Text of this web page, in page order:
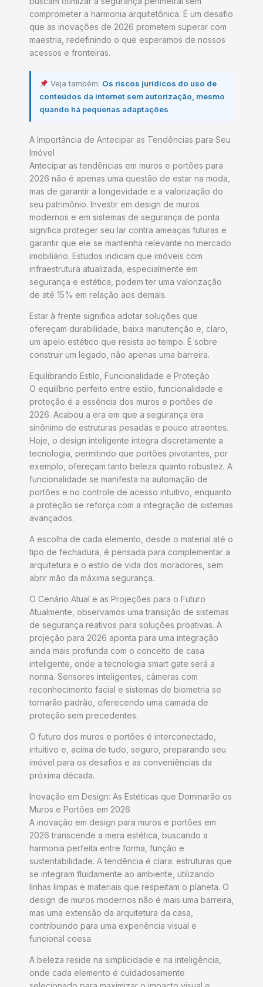
comprometer a harmonia arquitetônica. É um desafio
que as inovações de 2026 prometem superar com
maestria, redefinindo o que esperamos de nossos
acessos e fronteiras.
Veja também: Os riscos jurídicos do uso de
conteúdos da internet sem autorização, mesmo
quando há pequenas adaptações
A Importância de Antecipar as Tendências para Seu
Imóvel
Antecipar as tendências em muros e portões para
2026 não é apenas uma questão de estar na moda,
mas de garantir a longevidade e a valorização do
seu patrimônio. Investir em design de muros
modernos e em sistemas de segurança de ponta
significa proteger seu lar contra ameaças futuras e
garantir que ele se mantenha relevante no mercado
imobiliário. Estudos indicam que imóveis com
infraestrutura atualizada, especialmente em
segurança e estética, podem ter uma valorização
de até 15% em relação aos demais.
Estar à frente significa adotar soluções que
ofereçam durabilidade, baixa manutenção e, claro,
um apelo estético que resista ao tempo. É sobre
construir um legado, não apenas uma barreira.
Equilibrando Estilo, Funcionalidade e Proteção
O equilíbrio perfeito entre estilo, funcionalidade e
proteção é a essência dos muros e portões de
2026. Acabou a era em que a segurança era
sinônimo de estruturas pesadas e pouco atraentes.
Hoje, o design inteligente integra discretamente a
tecnologia, permitindo que portões pivotantes, por
exemplo, ofereçam tanto beleza quanto robustez. A
funcionalidade se manifesta na automação de
portões e no controle de acesso intuitivo, enquanto
a proteção se reforça com a integração de sistemas
avançados.
A escolha de cada elemento, desde o material até o
tipo de fechadura, é pensada para complementar a
arquitetura e o estilo de vida dos moradores, sem
abrir mão da máxima segurança.
O Cenário Atual e as Projeções para o Futuro
Atualmente, observamos uma transição de sistemas
de segurança reativos para soluções proativas. A
projeção para 2026 aponta para uma integração
ainda mais profunda com o conceito de casa
inteligente, onde a tecnologia smart gate será a
norma. Sensores inteligentes, câmeras com
reconhecimento facial e sistemas de biometria se
tornarão padrão, oferecendo uma camada de
proteção sem precedentes.
O futuro dos muros e portões é interconectado,
intuitivo e, acima de tudo, seguro, preparando seu
imóvel para os desafios e as conveniências da
próxima década.
Inovação em Design: As Estéticas que Dominarão os
Muros e Portões em 2026
A inovação em design para muros e portões em
2026 transcende a mera estética, buscando a
harmonia perfeita entre forma, função e
sustentabilidade. A tendência é clara: estruturas que
se integram fluidamente ao ambiente, utilizando
linhas limpas e materiais que respeitam o planeta. O
design de muros modernos não é mais uma barreira,
mas uma extensão da arquitetura da casa,
contribuindo para uma experiência visual e
funcional coesa.
A beleza reside na simplicidade e na inteligência,
onde cada elemento é cuidadosamente